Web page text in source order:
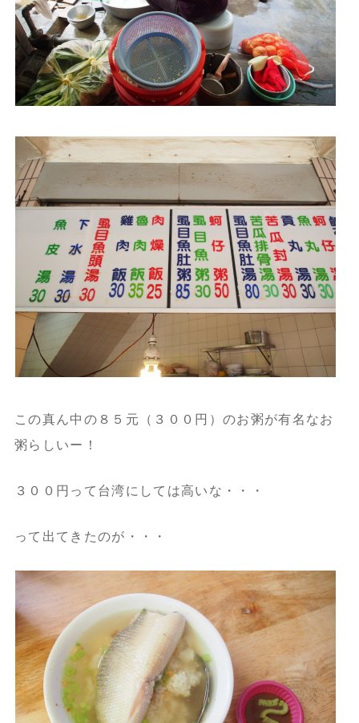
この真ん中の８５元（３００円）のお粥が有名なお
粥らしいー！
３００円って台湾にしては高いな・・・
って出てきたのが・・・